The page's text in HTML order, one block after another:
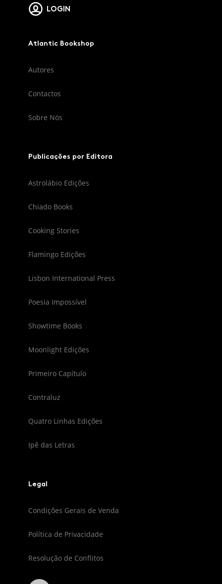
LOGIN
Atlantic Bookshop
Autores
Contactos
Sobre Nós
Publicações por Editora
Astrolábio Edições
Chiado Books
Cooking Stories
Flamingo Edições
Lisbon International Press
Poesia Impossível
Showtime Books
Moonlight Edições
Primeiro Capítulo
Contraluz
Quatro Linhas Edições
Ipê das Letras
Legal
Condições Gerais de Venda
Política de Privacidade
Resolução de Conflitos